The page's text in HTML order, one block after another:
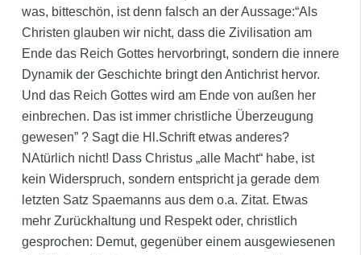
was, bitteschön, ist denn falsch an der Aussage:“Als
Christen glauben wir nicht, dass die Zivilisation am
Ende das Reich Gottes hervorbringt, sondern die innere
Dynamik der Geschichte bringt den Antichrist hervor.
Und das Reich Gottes wird am Ende von außen her
einbrechen. Das ist immer christliche Überzeugung
gewesen” ? Sagt die Hl.Schrift etwas anderes?
NAtürlich nicht! Dass Christus „alle Macht“ habe, ist
kein Widerspruch, sondern entspricht ja gerade dem
letzten Satz Spaemanns aus dem o.a. Zitat. Etwas
mehr Zurückhaltung und Respekt oder, christlich
gesprochen: Demut, gegenüber einem ausgewiesenen